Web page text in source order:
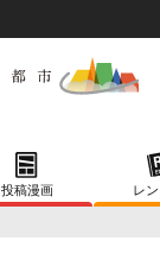
投稿漫画 レ